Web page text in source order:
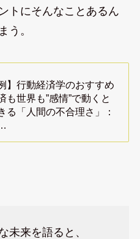
トにそんなことあるん
う。
】行動経済学のおすすめ
も世界も”感情”で動くと
る「人間の不合理さ」：
未来を語ると、